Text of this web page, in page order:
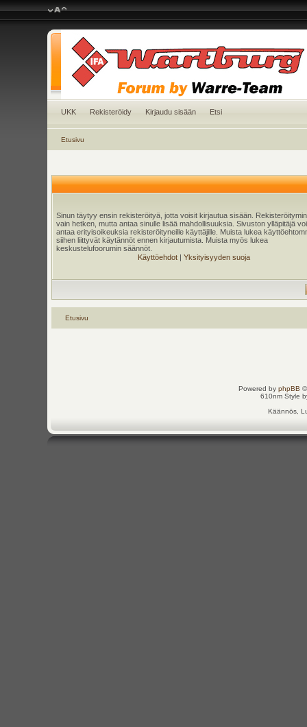
UKK Rekisteröidy Kirjaudu sisään Etsi
Etusivu
Sinun täytyy ensin rekisteröityä, jotta voisit kirjautua sisään.
vain hetken, mutta antaa sinulle lisää mahdollisuuksia. Sivuston ylläpitäjä
antaa erityisoikeuksia rekisteröityneille käyttäjille. Muista lukea
siihen liittyvät käytännöt ennen kirjautumista. Muista myös lukea
keskustelufoorumin säännöt.
Käyttöehdot| Yksityisyyden suoja
Etusivu
Powered by phpBB
610nm Style
Käännös,